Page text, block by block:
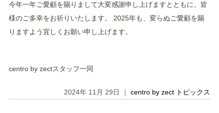
今年一年ご愛顧を賜りまして大変感謝申し上げますとともに、皆
様のご多幸をお祈りいたします。
2025年も、変らぬご愛顧を賜
りますよう宜しくお願い申し上げます。
centro by zectスタッフ一同
2024年 11月 29日 ｜centro by zect トピックス